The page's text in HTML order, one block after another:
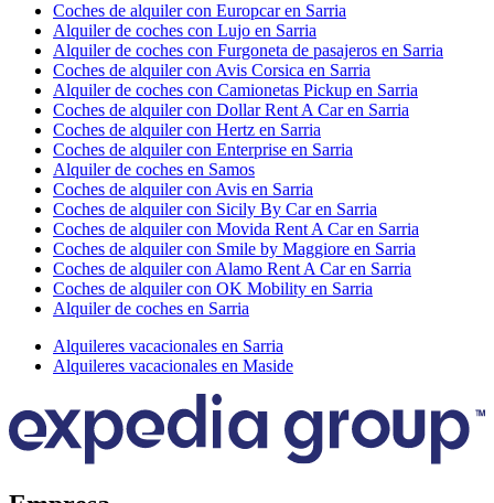
Coches de alquiler con Europcar en Sarria
Alquiler de coches con Lujo en Sarria
Alquiler de coches con Furgoneta de pasajeros en Sarria
Coches de alquiler con Avis Corsica en Sarria
Alquiler de coches con Camionetas Pickup en Sarria
Coches de alquiler con Dollar Rent A Car en Sarria
Coches de alquiler con Hertz en Sarria
Coches de alquiler con Enterprise en Sarria
Alquiler de coches en Samos
Coches de alquiler con Avis en Sarria
Coches de alquiler con Sicily By Car en Sarria
Coches de alquiler con Movida Rent A Car en Sarria
Coches de alquiler con Smile by Maggiore en Sarria
Coches de alquiler con Alamo Rent A Car en Sarria
Coches de alquiler con OK Mobility en Sarria
Alquiler de coches en Sarria
Alquileres vacacionales en Sarria
Alquileres vacacionales en Maside